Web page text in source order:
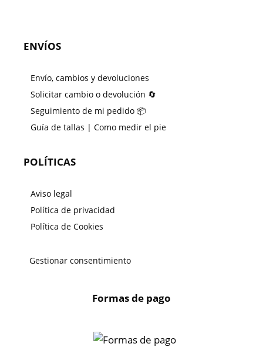
ENVÍOS
Envío, cambios y devoluciones
Solicitar cambio o devolución 🔄
Seguimiento de mi pedido 📦
Guía de tallas | Como medir el pie
POLÍTICAS
Aviso legal
Política de privacidad
Política de Cookies
Gestionar consentimiento
Formas de pago